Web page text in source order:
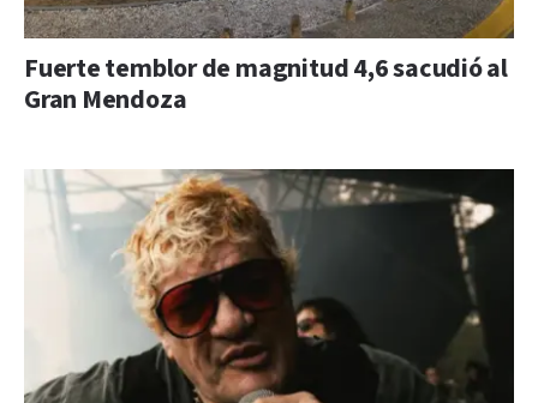
Fuerte temblor de magnitud 4,6 sacudió al
Gran Mendoza